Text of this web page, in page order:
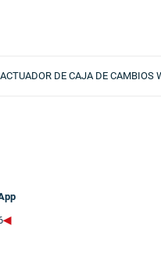
DE CAJA DE CAMBIOS
◀